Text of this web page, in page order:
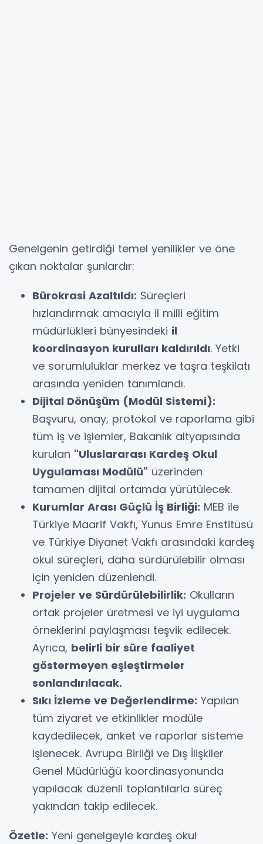
Genelgenin getirdiği temel yenilikler ve öne
çıkan noktalar şunlardır:
Bürokrasi Azaltıldı: Süreçleri
hızlandırmak amacıyla il milli eğitim
müdürlükleri bünyesindeki il
koordinasyon kurulları kaldırıldı. Yetki
ve sorumluluklar merkez ve taşra teşkilatı
arasında yeniden tanımlandı.
Dijital Dönüşüm (Modül Sistemi):
Başvuru, onay, protokol ve raporlama gibi
tüm iş ve işlemler, Bakanlık altyapısında
kurulan "Uluslararası Kardeş Okul
Uygulaması Modülü" üzerinden
tamamen dijital ortamda yürütülecek.
Kurumlar Arası Güçlü İş Birliği: MEB ile
Türkiye Maarif Vakfı, Yunus Emre Enstitüsü
ve Türkiye Diyanet Vakfı arasındaki kardeş
okul süreçleri, daha sürdürülebilir olması
için yeniden düzenlendi.
Projeler ve Sürdürülebilirlik: Okulların
ortak projeler üretmesi ve iyi uygulama
örneklerini paylaşması teşvik edilecek.
Ayrıca, belirli bir süre faaliyet
göstermeyen eşleştirmeler
sonlandırılacak.
Sıkı İzleme ve Değerlendirme: Yapılan
tüm ziyaret ve etkinlikler modüle
kaydedilecek, anket ve raporlar sisteme
işlenecek. Avrupa Birliği ve Dış İlişkiler
Genel Müdürlüğü koordinasyonunda
yapılacak düzenli toplantılarla süreç
yakından takip edilecek.
Özetle: Yeni genelgeyle kardeş okul